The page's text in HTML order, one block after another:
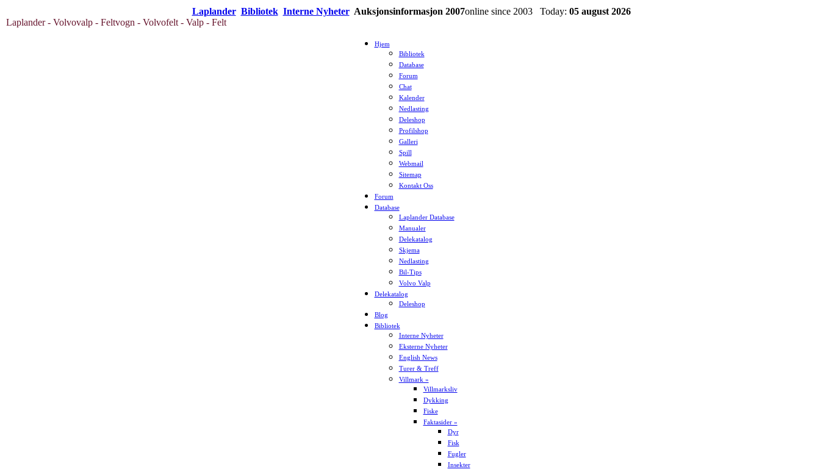
Laplander Bibliotek Interne Nyheter Auksjonsinformasjon 2007online since 2003 Today: 05 august 2026
Laplander - Volvovalp - Feltvogn - Volvofelt - Valp - Felt
Hjem
Bibliotek
Database
Forum
Chat
Kalender
Nedlasting
Deleshop
Profilshop
Galleri
Spill
Webmail
Sitemap
Kontakt Oss
Forum
Database
Laplander Database
Manualer
Delekatalog
Skjema
Nedlasting
Bil-Tips
Volvo Valp
Delekatalog
Deleshop
Blog
Bibliotek
Interne Nyheter
Eksterne Nyheter
English News
Turer & Treff
Villmark »
Villmarksliv
Dykking
Fiske
Faktasider »
Dyr
Fisk
Fugler
Insekter